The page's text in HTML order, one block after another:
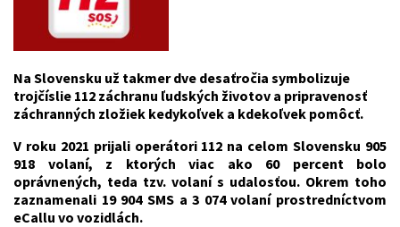
Na Slovensku už takmer dve desaťročia symbolizuje
trojčíslie 112 záchranu ľudských životov a pripravenosť
záchranných zložiek kedykoľvek a kdekoľvek pomôcť.
V roku 2021 prijali operátori 112 na celom Slovensku 905
918 volaní, z ktorých viac ako 60 percent bolo
oprávnených, teda tzv. volaní s udalosťou. Okrem toho
zaznamenali 19 904 SMS a 3 074 volaní prostredníctvom
eCallu vo vozidlách.